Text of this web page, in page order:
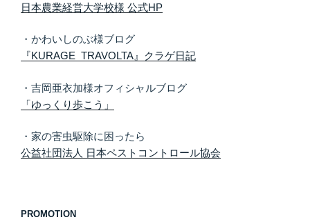
日本農業経営大学校様 公式HP
・かわいしのぶ様ブログ
『KURAGE TRAVOLTA』クラゲ日記
・吉岡亜衣加様オフィシャルブログ
「ゆっくり歩こう」
・家の害虫駆除に困ったら
公益社団法人 日本ペストコントロール協会
PROMOTION